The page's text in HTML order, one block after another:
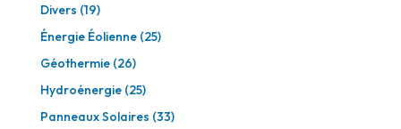
Divers (19)
Énergie Éolienne(25)
Géothermie(26)
Hydroénergie(25)
Panneaux Solaires (33)